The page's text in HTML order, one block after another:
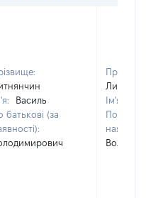
Василь
батькові (за
Ім'я:
По